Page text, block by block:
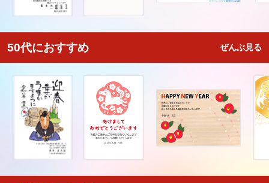
50代におすすめ ぜんぶ見る